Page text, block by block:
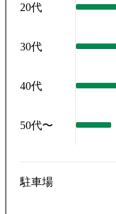
20代
30代
40代
50代〜
駐車場